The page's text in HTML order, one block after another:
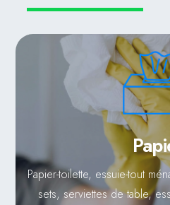
Papier-toilette, essuie-tout
sets, serviettes de table,